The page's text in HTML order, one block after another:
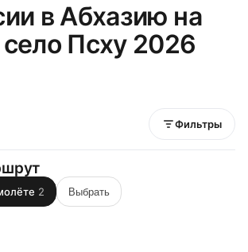
в Абхазию на
Псху 2026
Фильтры
2 Выбрать